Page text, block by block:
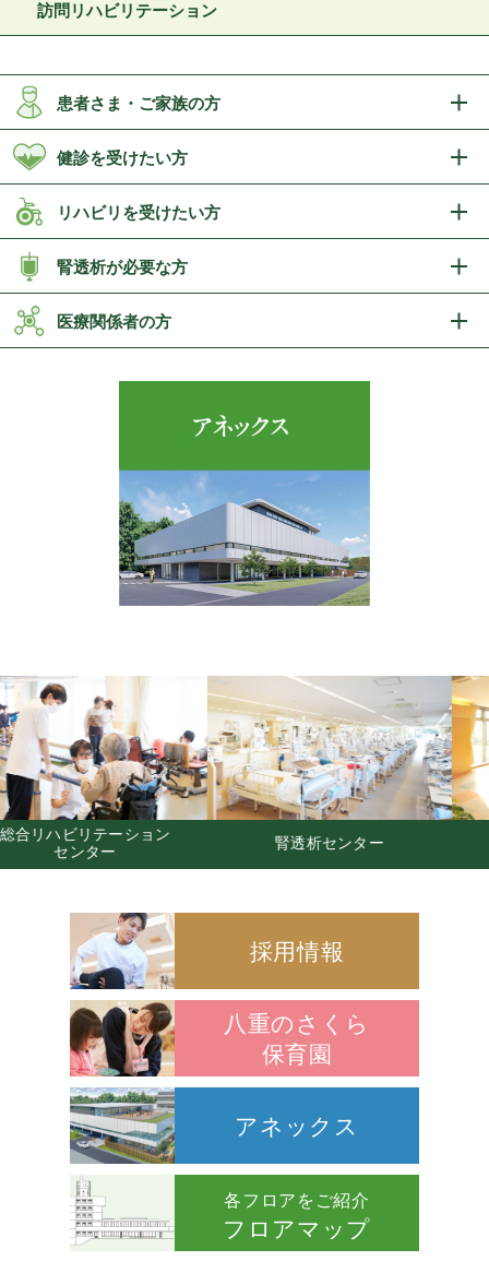
訪問リハビリテーション
患者さま・ご家族の方
健診を受けたい方
リハビリを受けたい方
腎透析が必要な方
医療関係者の方
腎透析センター 社会福祉法人悠水会
きりしま邸苑
採用情報
八重のさくら
保育園
アネックス
各フロアをご紹介
フロアマップ